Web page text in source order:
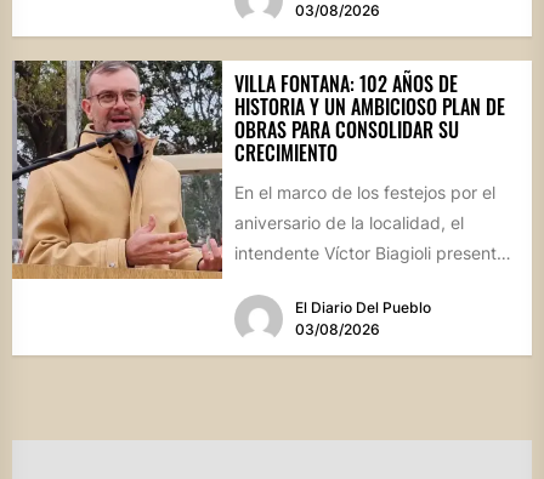
03/08/2026
VILLA FONTANA: 102 AÑOS DE
HISTORIA Y UN AMBICIOSO PLAN DE
OBRAS PARA CONSOLIDAR SU
CRECIMIENTO
En el marco de los festejos por el
aniversario de la localidad, el
intendente Víctor Biagioli presentó
El Diario Del Pueblo
03/08/2026